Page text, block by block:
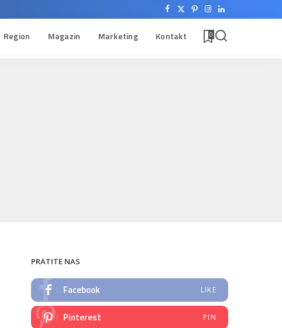
Region Magazin Marketing Kontakt 0
PRATITE NAS
Facebook LIKE
Pinterest PIN